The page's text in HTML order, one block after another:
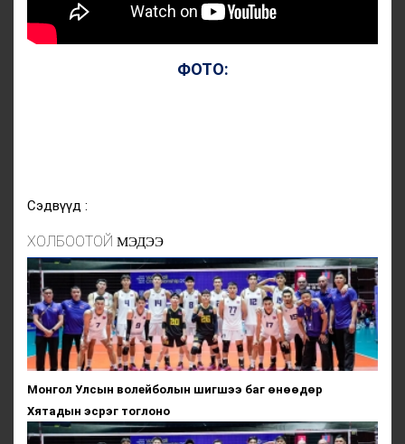
ФОТО:
Сэдвүүд :
ХОЛБООТОЙ МЭДЭЭ
Монгол Улсын волейболын шигшээ баг өнөөдөр
Хятадын эсрэг тоглоно